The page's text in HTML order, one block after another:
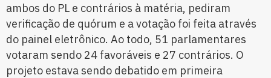
ambos do PL e contrários à matéria, pediram
verificação de quórum e a votação foi feita através
do painel eletrônico. Ao todo, 51 parlamentares
votaram sendo 24 favoráveis e 27 contrários. O
projeto estava sendo debatido em primeira